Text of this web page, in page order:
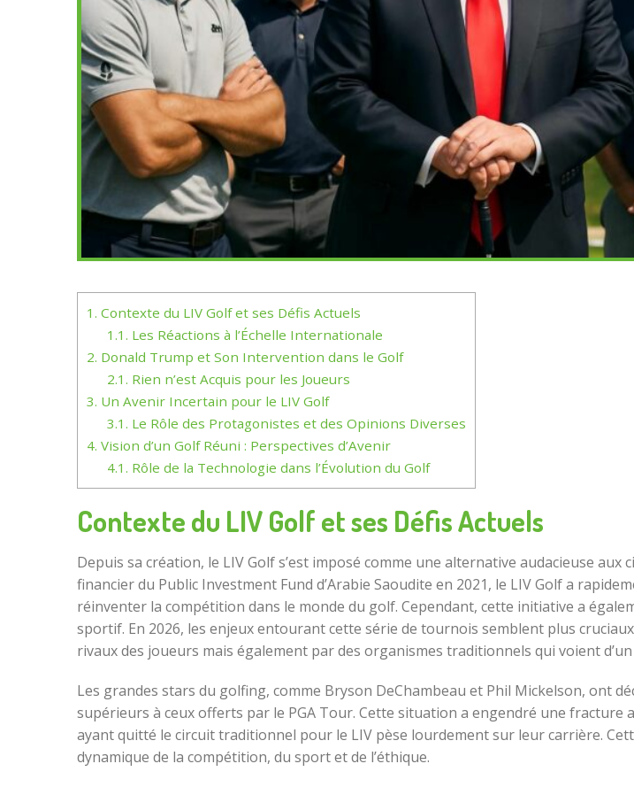
1. Contexte du LIV Golf et ses Défis Actuels
1.1. Les Réactions à l’Échelle Internationale
2. Donald Trump et Son Intervention dans le Golf
2.1. Rien n’est Acquis pour les Joueurs
3. Un Avenir Incertain pour le LIV Golf
3.1. Le Rôle des Protagonistes et des Opinions Diverses
4. Vision d’un Golf Réuni : Perspectives d’Avenir
4.1. Rôle de la Technologie dans l’Évolution du Golf
Contexte du LIV Golf et ses Défis Actuels
Depuis sa création, le LIV Golf s’est imposé comme une alternative audacieuse
financier du Public Investment Fund d’Arabie Saoudite en 2021, le LIV Golf a
réinventer la compétition dans le monde du golf. Cependant, cette initiative a
sportif. En 2026, les enjeux entourant cette série de tournois semblent plus
rivaux des joueurs mais également par des organismes traditionnels qui voient
Les grandes stars du golfing, comme Bryson DeChambeau et Phil Mickelson, ont
supérieurs à ceux offerts par le PGA Tour. Cette situation a engendré une fracture
ayant quitté le circuit traditionnel pour le LIV pèse lourdement sur leur carrière.
dynamique de la compétition, du sport et de l’éthique.